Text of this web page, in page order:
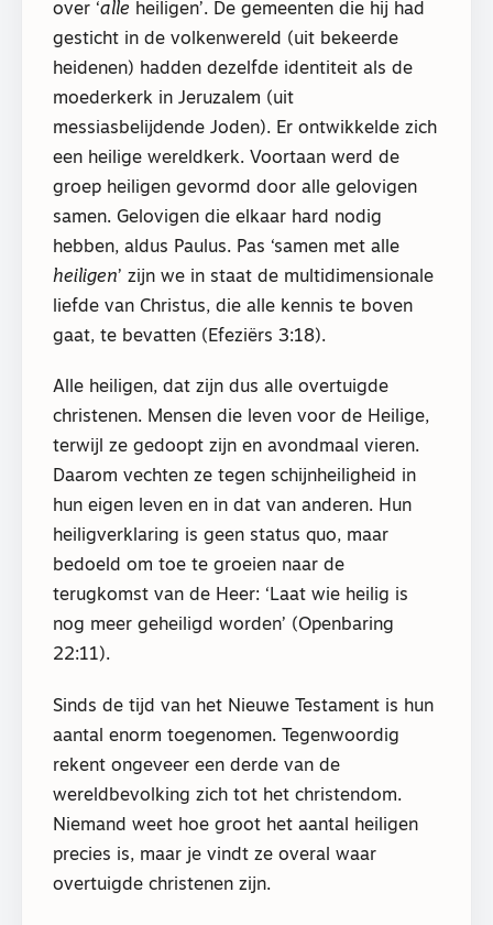
over ‘alle heiligen’. De gemeenten die hij had
gesticht in de volkenwereld (uit bekeerde
heidenen) hadden dezelfde identiteit als de
moederkerk in Jeruzalem (uit
messiasbelijdende Joden). Er ontwikkelde zich
een heilige wereldkerk. Voortaan werd de
groep heiligen gevormd door alle gelovigen
samen. Gelovigen die elkaar hard nodig
hebben, aldus Paulus. Pas ‘samen met alle
heiligen’ zijn we in staat de multidimensionale
liefde van Christus, die alle kennis te boven
gaat, te bevatten (Efeziërs 3:18).
Alle heiligen, dat zijn dus alle overtuigde
christenen. Mensen die leven voor de Heilige,
terwijl ze gedoopt zijn en avondmaal vieren.
Daarom vechten ze tegen schijnheiligheid in
hun eigen leven en in dat van anderen. Hun
heiligverklaring is geen status quo, maar
bedoeld om toe te groeien naar de
terugkomst van de Heer: ‘Laat wie heilig is
nog meer geheiligd worden’ (Openbaring
22:11).
Sinds de tijd van het Nieuwe Testament is hun
aantal enorm toegenomen. Tegenwoordig
rekent ongeveer een derde van de
wereldbevolking zich tot het christendom.
Niemand weet hoe groot het aantal heiligen
precies is, maar je vindt ze overal waar
overtuigde christenen zijn.